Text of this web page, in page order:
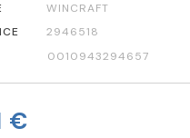
WINCRAFT
2946518
0010943294657
€